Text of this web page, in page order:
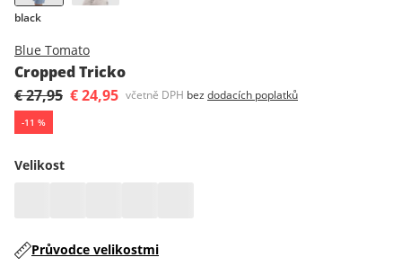
black
Blue Tomato
Cropped Tricko
€ 27,95 € 24,95 včetně DPH bez dodacích poplatků
-11 %
Velikost
Průvodce velikostmi